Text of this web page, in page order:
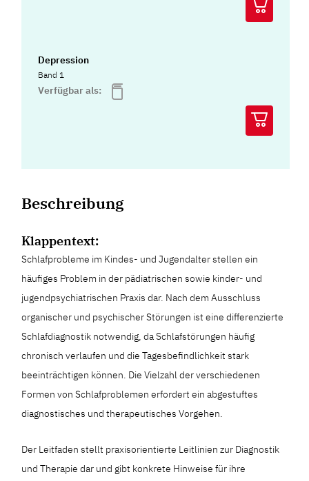
Depression
Band 1
Verfügbar als:
Beschreibung
Klappentext:
Schlafprobleme im Kindes- und Jugendalter stellen ein
häufiges Problem in der pädiatrischen sowie kinder- und
jugendpsychiatrischen Praxis dar. Nach dem Ausschluss
organischer und psychischer Störungen ist eine differenzierte
Schlafdiagnostik notwendig, da Schlafstörungen häufig
chronisch verlaufen und die Tagesbefindlichkeit stark
beeinträchtigen können. Die Vielzahl der verschiedenen
Formen von Schlafproblemen erfordert ein abgestuftes
diagnostisches und therapeutisches Vorgehen.
Der Leitfaden stellt praxisorientierte Leitlinien zur Diagnostik
und Therapie dar und gibt konkrete Hinweise für ihre